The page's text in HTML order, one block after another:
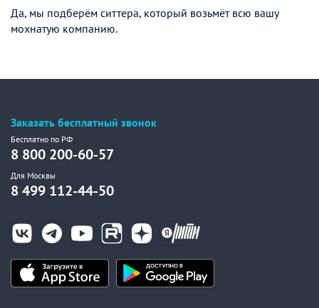
Да, мы подберём ситтера, который возьмёт всю вашу
мохнатую компанию.
Заказать бесплатный звонок
Бесплатно по РФ
8 800 200-60-57
Для Москвы
8 499 112-44-50